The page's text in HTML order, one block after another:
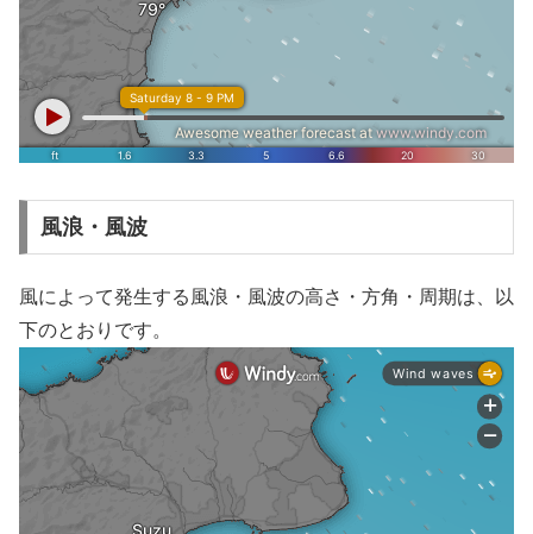
風浪・風波
風によって発生する風浪・風波の高さ・方角・周期は、以
下のとおりです。